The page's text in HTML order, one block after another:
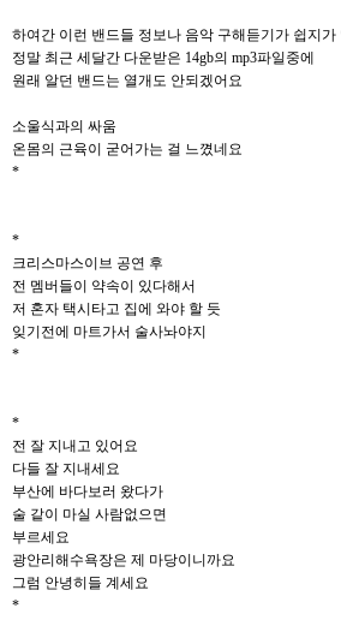
하여간 이런 밴드들 정보나 음악 구해듣기가 쉽지가
정말 최근 세달간 다운받은 14gb의 mp3파일중에
원래 알던 밴드는 열개도 안되겠어요
소울식과의 싸움
온몸의 근육이 굳어가는 걸 느꼈네요
*
*
크리스마스이브 공연 후
전 멤버들이 약속이 있다해서
저 혼자 택시타고 집에 와야 할 듯
잊기전에 마트가서 술사놔야지
*
*
전 잘 지내고 있어요
다들 잘 지내세요
부산에 바다보러 왔다가
술 같이 마실 사람없으면
부르세요
광안리해수욕장은 제 마당이니까요
그럼 안녕히들 계세요
*